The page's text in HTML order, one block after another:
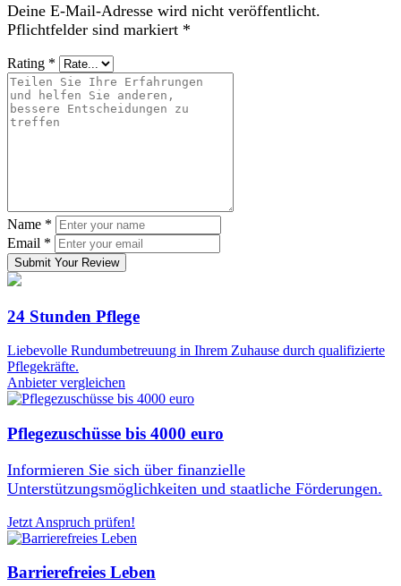
Deine E-Mail-Adresse wird nicht veröffentlicht.
Pflichtfelder sind markiert *
Rating *
Name *
Email *
Submit Your Review
24 Stunden Pflege
Liebevolle Rundumbetreuung in Ihrem Zuhause durch qualifizierte
Pflegekräfte.
Anbieter vergleichen
Pflegezuschüsse bis 4000 euro
Informieren Sie sich über finanzielle
Unterstützungsmöglichkeiten und staatliche Förderungen.
Jetzt Anspruch prüfen!
Barrierefreies Leben